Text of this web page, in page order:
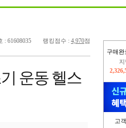
구매완
고
: 61608035 랭킹점수 : 4,970점
운동 헬스